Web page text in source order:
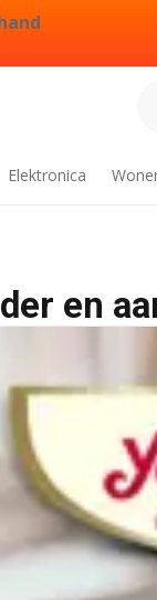
Elektronica
en